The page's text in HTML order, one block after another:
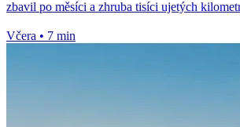
zbavil po měsíci a zhruba tisíci ujetých
Včera • 7 min